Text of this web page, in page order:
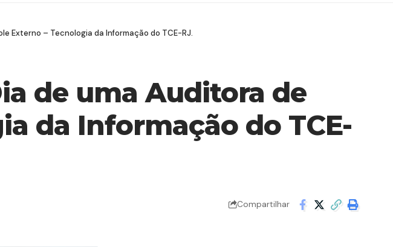
Externo – Tecnologia da Informação do TCE-RJ.
de uma Auditora de
da Informação do TCE-
Compartilhar